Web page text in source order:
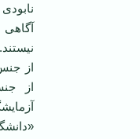
آگاهی
از
از